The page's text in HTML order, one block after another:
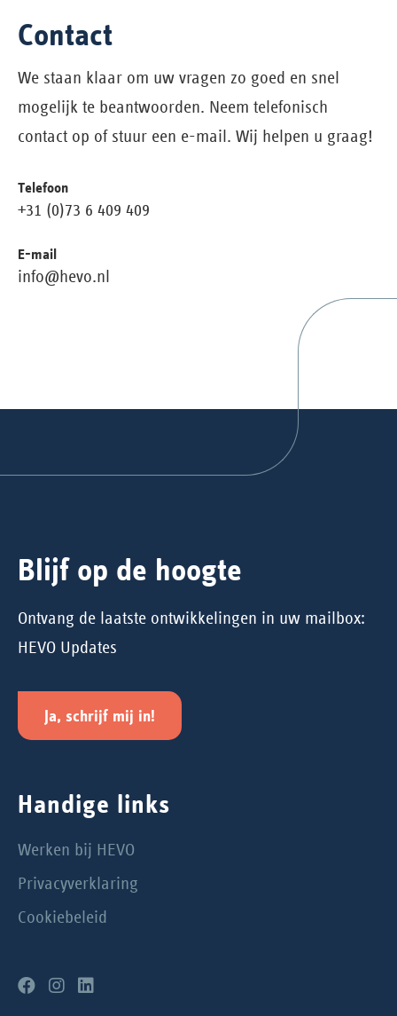
Contact
We staan klaar om uw vragen zo goed en snel
mogelijk te beantwoorden. Neem telefonisch
contact op of stuur een e-mail. Wij helpen u graag!
Telefoon
+31 (0)73 6 409 409
E-mail
info@hevo.nl
Blijf op de hoogte
Ontvang de laatste ontwikkelingen in uw mailbox:
HEVO Updates
Ja, schrijf mij in!
Handige links
Werken bij HEVO
Privacyverklaring
Cookiebeleid